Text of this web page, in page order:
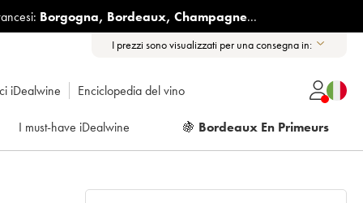
Borgogna, Bordeaux, Champagne...
I prezzi sono visualizzati per una consegna in:
iDealwine Enciclopedia del vino
I must-have iDealwine 🍇 Bordeaux En Primeurs